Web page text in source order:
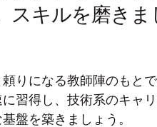
スキルを磨きま
りになる教師陣のもと
習得し、技術系のキャ
盤を築きましょう。